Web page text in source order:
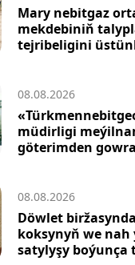
Mary nebitgaz
mekdebiniň
tejribeligini
08.08.2026
müdirligi
göterimden
08.08.2026
Döwlet
koksynyň we
satylyşy boýunça